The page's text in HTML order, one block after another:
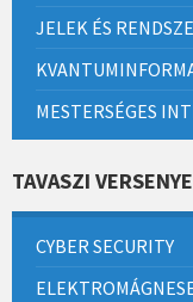
JELEK ÉS
MESTERSÉGES
TAVASZI
CYBER SECURITY